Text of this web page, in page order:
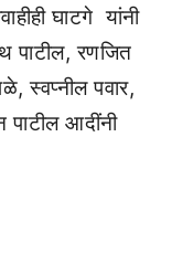
घाटगे यांनी
पाटील, रणजित
स्वप्नील पवार,
पाटील आदींनी